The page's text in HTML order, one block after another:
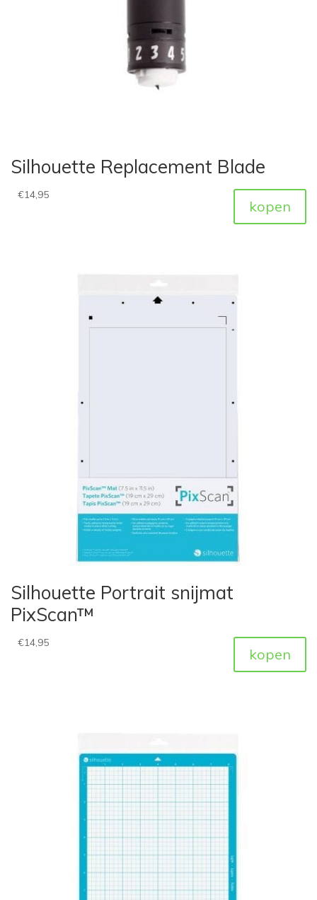
Silhouette Replacement Blade
€14,95
kopen
Silhouette Portrait snijmat
PixScan™
€14,95
kopen